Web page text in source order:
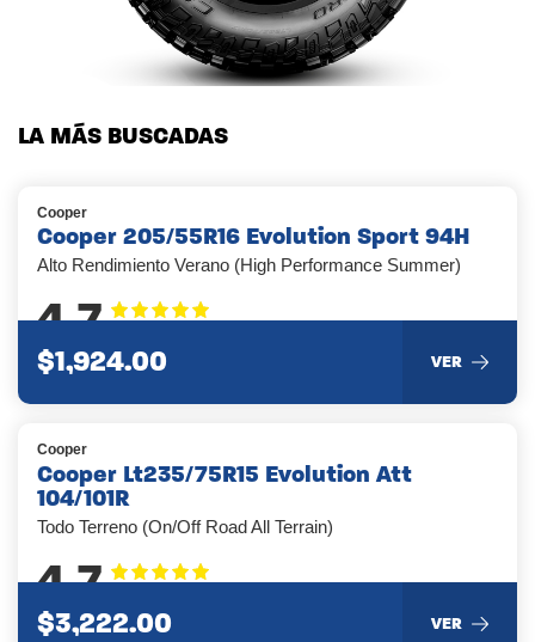
LA MÁS BUSCADAS
Cooper
Cooper 205/55R16 Evolution Sport 94H
Alto Rendimiento Verano (High Performance Summer)
4.7
$1,924.00 VER
Cooper
Cooper Lt235/75R15 Evolution Att
104/101R
Todo Terreno (On/Off Road All Terrain)
4.7
$3,222.00 VER